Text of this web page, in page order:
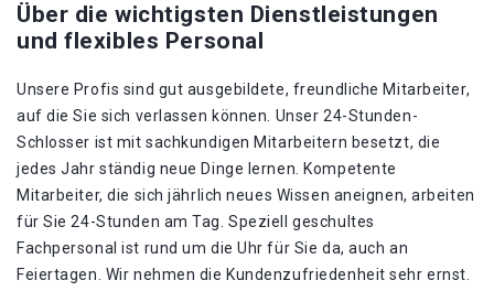
Über die wichtigsten Dienstleistungen
und flexibles Personal
Unsere Profis sind gut ausgebildete, freundliche Mitarbeiter,
auf die Sie sich verlassen können. Unser 24-Stunden-
Schlosser ist mit sachkundigen Mitarbeitern besetzt, die
jedes Jahr ständig neue Dinge lernen. Kompetente
Mitarbeiter, die sich jährlich neues Wissen aneignen, arbeiten
für Sie 24-Stunden am Tag. Speziell geschultes
Fachpersonal ist rund um die Uhr für Sie da, auch an
Feiertagen. Wir nehmen die Kundenzufriedenheit sehr ernst.